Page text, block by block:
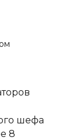
шефа
8